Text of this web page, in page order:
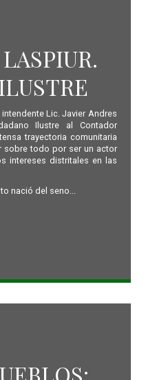
Lic. Javier Andres
Ilustre al Contador
trayectoria comunitaria
sobre todo por ser un actor
intereses distritales en las
nació del seno...